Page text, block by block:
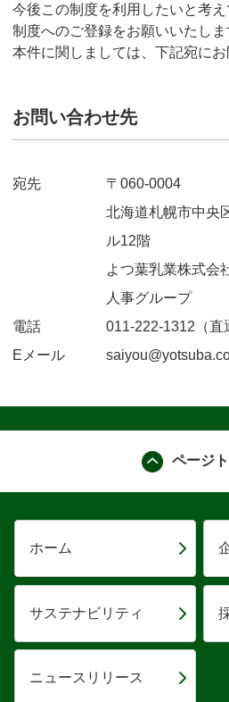
今後この制度を利用したいと考
制度へのご登録をお願いいたしま
本件に関しましては、下記宛にお
お問い合わせ先
宛先
〒060-0004
北海道札幌市中
ル12階
よつ葉乳業株式会
人事グループ
電話
011-222-1312（直
Eメール
ページ
ホーム
サステナビリティ
ニュースリリース